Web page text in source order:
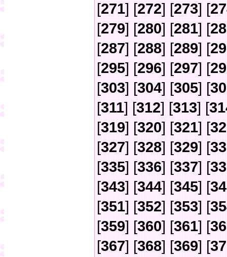
[271] [272] [273] [
[279] [280] [281] [
[287] [288] [289] [
[295] [296] [297] [
[303] [304] [305] [
[311] [312] [313] [
[319] [320] [321] [
[327] [328] [329] [
[335] [336] [337] [
[343] [344] [345] [
[351] [352] [353] [
[359] [360] [361] [
[367] [368] [369] [